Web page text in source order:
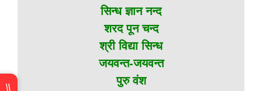
सिन्ध ज्ञान नन्द
शरद पून चन्द
श्री विद्या सिन्ध
जयवन्त-जयवन्त
पुरु वंश